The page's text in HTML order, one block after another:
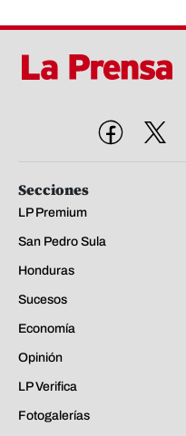
Secciones
LP Premium
San Pedro Sula
Honduras
Sucesos
Economía
Opinión
LP Verifica
Fotogalerías